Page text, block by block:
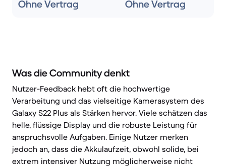
Ohne Vertrag Ohne Vertrag
Was die Community denkt
Nutzer-Feedback hebt oft die hochwertige
Verarbeitung und das vielseitige Kamerasystem des
Galaxy S22 Plus als Stärken hervor. Viele schätzen das
helle, flüssige Display und die robuste Leistung für
anspruchsvolle Aufgaben. Einige Nutzer merken
jedoch an, dass die Akkulaufzeit, obwohl solide, bei
extrem intensiver Nutzung möglicherweise nicht